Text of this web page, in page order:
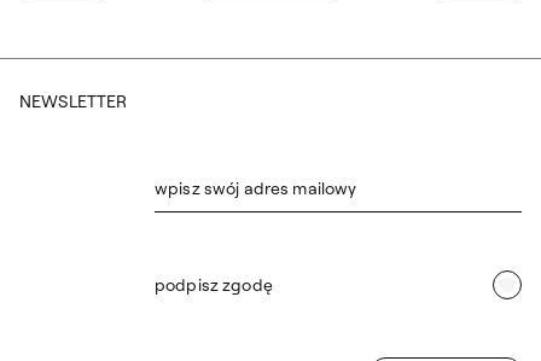
NEWSLETTER
wpisz swój adres mailowy
podpisz zgodę